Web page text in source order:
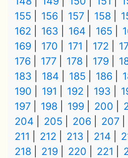
155
156 157 158
162
163 164 165
169
170 171 172
176
177 178 179
183
184 185 186
190
191 192 193
197
198 199 200
204
205 206 207
211
212 213 214
218
219 220 221